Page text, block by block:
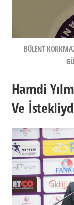
BÜLENT
Hamdi
Ve